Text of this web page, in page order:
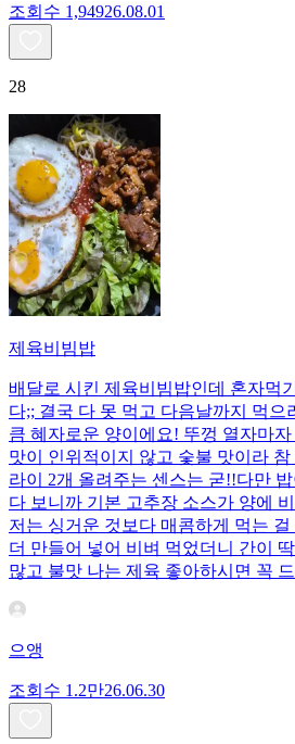
조회수 1,94926.08.01
28
제육비빔밥
배달로 시킨 제육비빔밥인데 혼자먹
다;; 결국 다 못 먹고 다음날까지 먹으
큼 혜자로운 양이에요! 뚜껑 열자마자
맛이 인위적이지 않고 숯불 맛이라
라이 2개 올려주는 센스는 굳!! ​다만
다 보니까 기본 고추장 소스가 양에
저는 싱거운 것보다 매콤하게 먹는
더 만들어 넣어 비벼 먹었더니 간이
많고 불맛 나는 제육 좋아하시면 꼭
으앵
조회수 1.2만26.06.30